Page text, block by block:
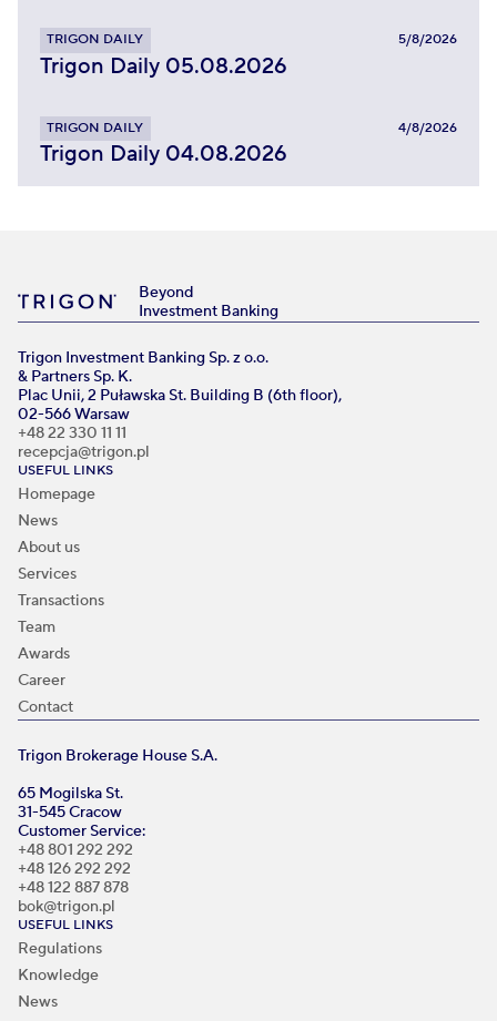
TRIGON DAILY 5/8/2026
Trigon Daily 05.08.2026
TRIGON DAILY 4/8/2026
Trigon Daily 04.08.2026
Beyond
Investment Banking
Trigon Investment Banking Sp. z o.o.
& Partners Sp. K.
Plac Unii, 2 Puławska St. Building B (6th floor),
02-566 Warsaw
+48 22 330 11 11
recepcja@trigon.pl
USEFUL LINKS
Homepage
News
About us
Services
Transactions
Team
Awards
Career
Contact
Trigon Brokerage House S.A.
65 Mogilska St.
31-545 Cracow
Customer Service:
+48 801 292 292
+48 126 292 292
+48 122 887 878
bok@trigon.pl
USEFUL LINKS
Regulations
Knowledge
News